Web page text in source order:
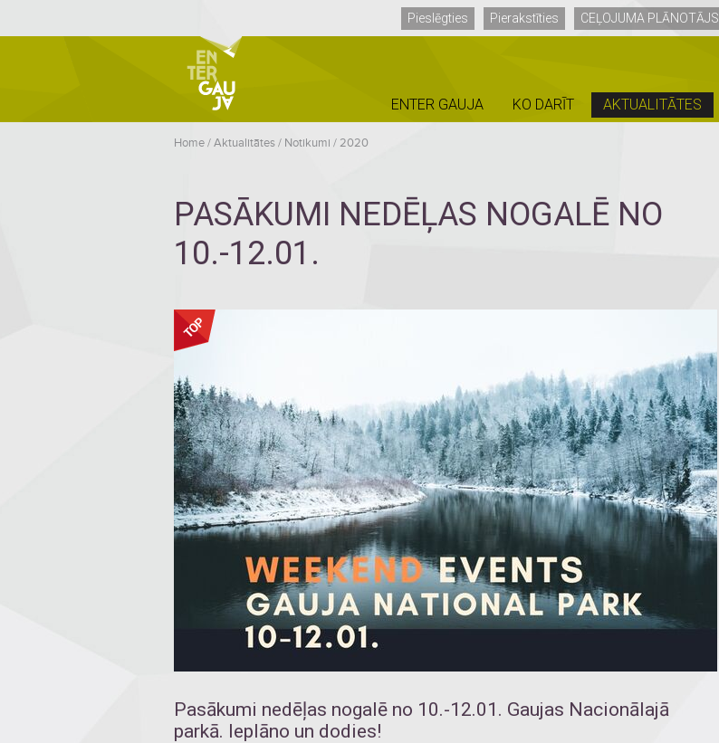
Pieslēgties Pierakstīties CEĻOJUMA PLĀNOTĀJS
ENTER GAUJA KO DARĪT AKTUALITĀTES
Home/Aktualitātes/ Notikumi /2020
PASĀKUMI NEDĒĻAS NOGALĒ NO
10.-12.01.
Pasākumi nedēļas nogalē no 10.-12.01. Gaujas Nacionālajā
parkā. Ieplāno un dodies!